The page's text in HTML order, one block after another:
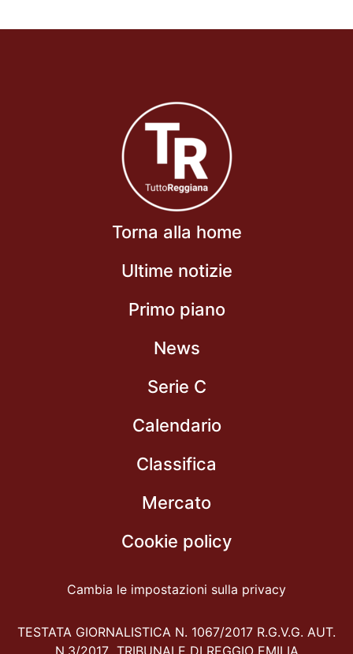
Torna alla home
Ultime notizie
Primo piano
News
Serie C
Calendario
Classifica
Mercato
Cookie policy
Cambia le impostazioni sulla privacy
TESTATA GIORNALISTICA N. 1067/2017 R.G.V.G. AUT.
N.3/2017 TRIBUNALE DI REGGIO EMILIA